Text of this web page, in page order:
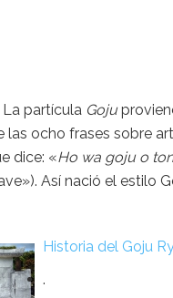
partícula Goju
las ocho frases sobre
dice: «Ho wa goju o
Así nació el estilo
Historia del Goju
.